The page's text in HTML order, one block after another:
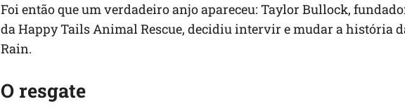
Foi então que um verdadeiro anjo apareceu: Taylor Bullock,
da Happy Tails Animal Rescue, decidiu intervir e mudar a história
Rain.
O resgate